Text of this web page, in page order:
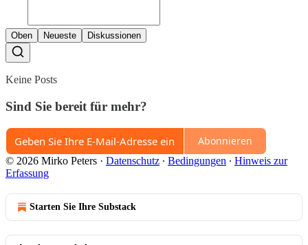
Oben Neueste Diskussionen
Keine Posts
Sind Sie bereit für mehr?
Abonnieren
© 2026 Mirko Peters · Datenschutz ∙ Bedingungen ∙ Hinweis zur
Erfassung
Starten Sie Ihre Substack